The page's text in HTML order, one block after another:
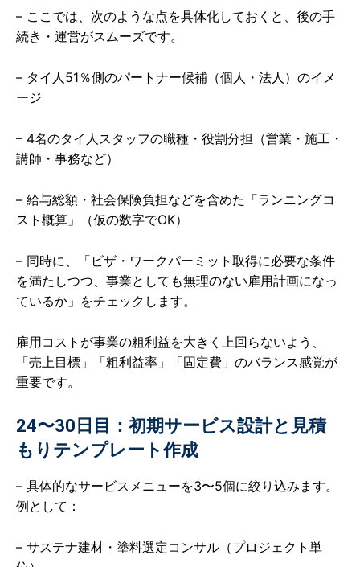
– ここでは、次のような点を具体化しておくと、後の手
続き・運営がスムーズです。
– タイ人51％側のパートナー候補（個人・法人）のイメ
ージ
– 4名のタイ人スタッフの職種・役割分担（営業・施工・
講師・事務など）
– 給与総額・社会保険負担などを含めた「ランニングコ
スト概算」（仮の数字でOK）
– 同時に、「ビザ・ワークパーミット取得に必要な条件
を満たしつつ、事業としても無理のない雇用計画になっ
ているか」をチェックします。
雇用コストが事業の粗利益を大きく上回らないよう、
「売上目標」「粗利益率」「固定費」のバランス感覚が
重要です。
24〜30日目：初期サービス設計と見積
もりテンプレート作成
– 具体的なサービスメニューを3〜5個に絞り込みます。
例として：
– サステナ建材・塗料選定コンサル（プロジェクト単